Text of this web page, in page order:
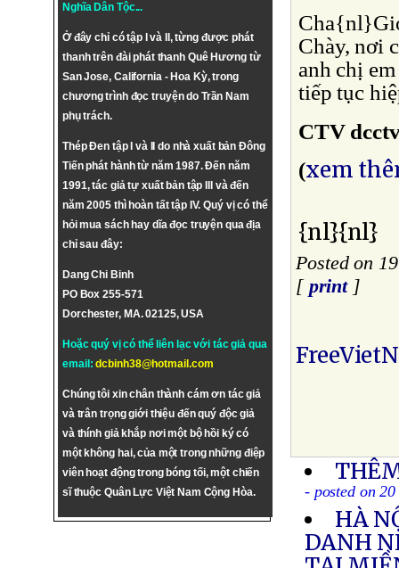
Nghĩa Dân Tộc...
Ở đây chỉ có tập I và II, từng được phát
thanh trên đài phát thanh Quê Hương từ
San Jose, California - Hoa Kỳ, trong
chương trình đọc truyện do Trần Nam
phụ trách.
Thép Đen tập I và II do nhà xuất bản Đông
Tiến phát hành từ năm 1987. Đến năm
1991, tác giả tự xuất bản tập III và đến
năm 2005 thì hoàn tất tập IV. Quý vị có thể
hỏi mua sách hay dĩa đọc truyện qua địa
chỉ sau đây:
Dang Chi Binh
PO Box 255-571
Dorchester, MA. 02125, USA
Hoặc quý vị có thể liên lạc với tác giả qua
email:dcbinh38@hotmail.com
Chúng tôi xin chân thành cám ơn tác giả
và trân trọng giới thiệu đến quý độc giả
và thính giả khắp nơi một bộ hồi ký có
một không hai, của một trong những điệp
viên hoạt động trong bóng tối, một chiến
sĩ thuộc Quân Lực Việt Nam Cộng Hòa.
Chày, nơi
anh chị
tiếp tục
CTV
(xem
{nl}{nl}
Posted on
[ print]
- posted on
HÀ
DANH